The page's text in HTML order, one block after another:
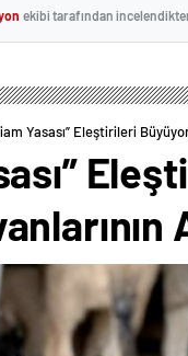
ekibi tarafından
Yasası” Eleştirileri